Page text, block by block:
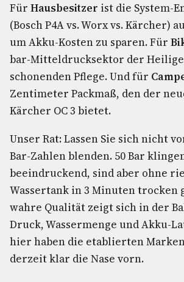
Für Hausbesitzer ist die System-
(Bosch P4A vs. Worx vs. Kärcher)
um Akku-Kosten zu sparen. Für
bar-Mitteldrucksektor der
schonenden Pflege. Und für
Zentimeter Packmaß, den der
Kärcher OC 3 bietet.
Unser Rat: Lassen Sie sich nicht
Bar-Zahlen blenden. 50 Bar
beeindruckend, sind aber ohne
Wassertank in 3 Minuten trocken
wahre Qualität zeigt sich in der
Druck, Wassermenge und Akku-
hier haben die etablierten
derzeit klar die Nase vorn.